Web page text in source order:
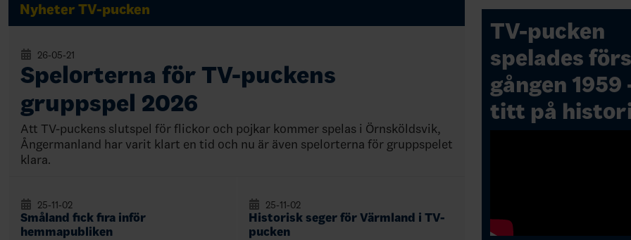
Nyheter TV-pucken
Spelorterna för TV-puckens
gruppspel 2026
26-05-21
Att TV-puckens slutspel för flickor och pojkar kommer spelas i Örnsköldsvik,
Ångermanland har varit klart en tid och nu är även spelorterna för gruppspelet
klara.
Småland fick fira inför
hemmapubliken
25-11-02
Historisk seger för Värmland i TV-
pucken
25-11-02
TV-pucken
spelades
gången 1959
titt på